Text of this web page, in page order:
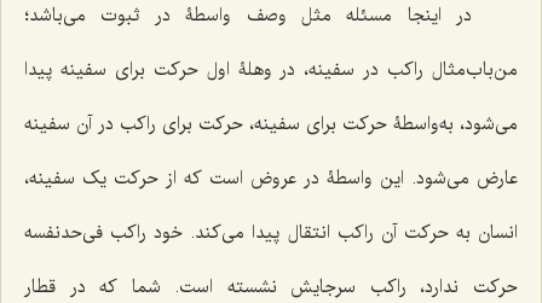
در اینجا مسئله مثل وصف واسطۀ در ثبوت مى‌باشد؛
من‌باب‌مثال راکب در سفینه، در وهلۀ اول حرکت براى سفینه پیدا
مى‌شود، به‌واسطۀ حرکت براى سفینه، حرکت براى راکب در آن سفینه
عارض مى‌شود. این واسطۀ در عروض است که از حرکت یک سفینه،
انسان به حرکت آن راکب انتقال پیدا مى‌کند. خود راکب فى‌حدنفسه
حرکت ندارد، راکب سرجایش نشسته است. شما که در قطار